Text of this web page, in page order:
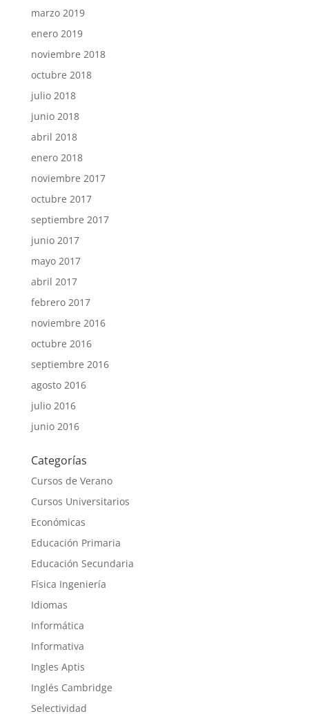
marzo 2019
enero 2019
noviembre 2018
octubre 2018
julio 2018
junio 2018
abril 2018
enero 2018
noviembre 2017
octubre 2017
septiembre 2017
junio 2017
mayo 2017
abril 2017
febrero 2017
noviembre 2016
octubre 2016
septiembre 2016
agosto 2016
julio 2016
junio 2016
Categorías
Cursos de Verano
Cursos Universitarios
Económicas
Educación Primaria
Educación Secundaria
Física Ingeniería
Idiomas
Informática
Informativa
Ingles Aptis
Inglés Cambridge
Selectividad